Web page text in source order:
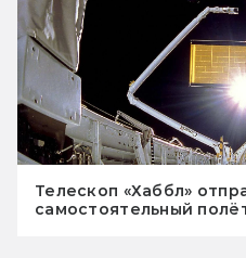
Телескоп «Хаббл»
самостоятельный